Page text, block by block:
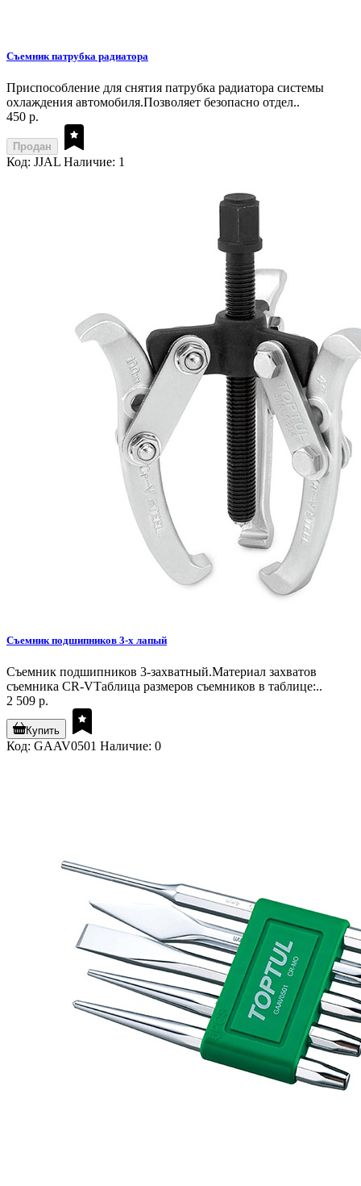
Съемник патрубка радиатора
Приспособление для снятия патрубка радиатора системы
охлаждения автомобиля.Позволяет безопасно отдел..
450 р.
Продан
Код: JJAL Наличие: 1
Съемник подшипников 3-х лапый
Съемник подшипников 3-захватный.Материал захватов
съемника CR-VТаблица размеров съемников в таблице:..
2 509 р.
Купить
Код: GAAV0501 Наличие: 0